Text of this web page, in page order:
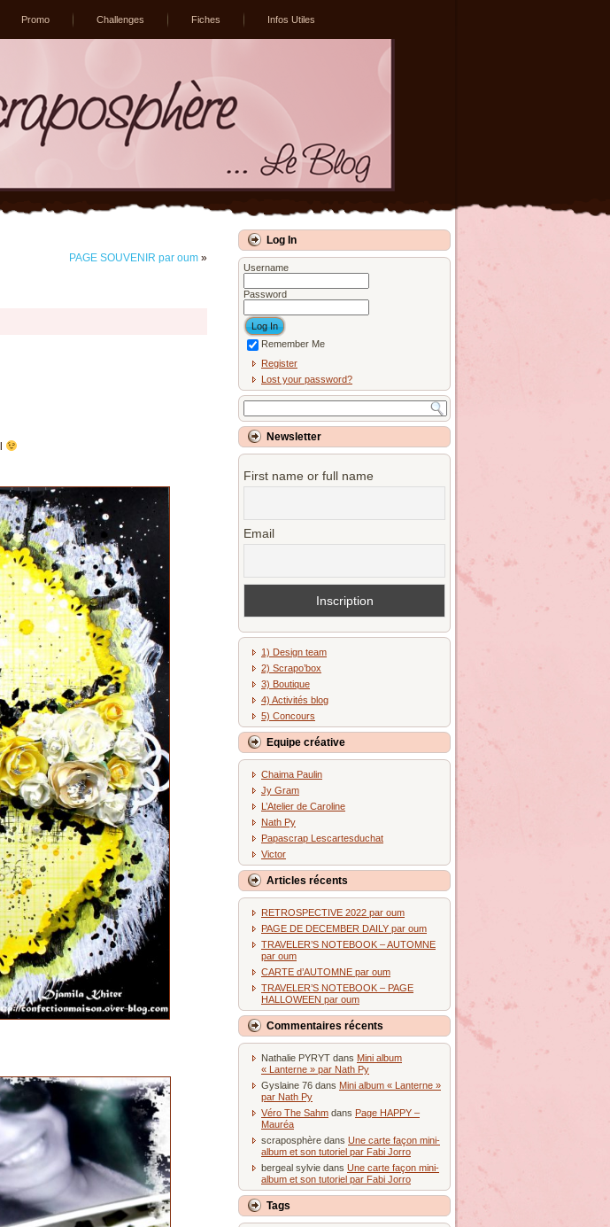
Promo Challenges Fiches Infos Utiles
PAGE SOUVENIR par oum »
Log In
Username
Password
Remember Me
Register
Lost your password?
Newsletter
First name or full name
Email
1) Design team
2) Scrapo’box
3) Boutique
4) Activités blog
5) Concours
Equipe créative
Chaima Paulin
Jy Gram
L’Atelier de Caroline
Nath Py
Papascrap Lescartesduchat
Victor
Articles récents
RETROSPECTIVE 2022 par oum
PAGE DE DECEMBER DAILY par oum
TRAVELER’S NOTEBOOK – AUTOMNE
par oum
CARTE d’AUTOMNE par oum
TRAVELER’S NOTEBOOK – PAGE
HALLOWEEN par oum
Commentaires récents
Nathalie PYRYT dans Mini album
« Lanterne » par Nath Py
Gyslaine 76 dans Mini album « Lanterne »
par Nath Py
Véro The Sahm dans Page HAPPY –
Mauréa
scraposphère dans Une carte façon mini-
album et son tutoriel par Fabi Jorro
bergeal sylvie dans Une carte façon mini-
album et son tutoriel par Fabi Jorro
Tags